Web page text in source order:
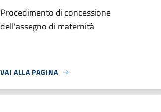
Procedimento di concessione
dell'assegno di maternità
VAI ALLA PAGINA